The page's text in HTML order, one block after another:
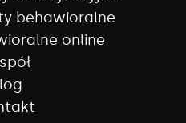
behawioralne
online